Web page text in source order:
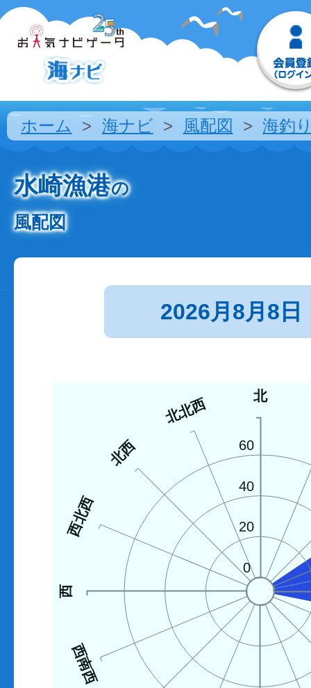
ホーム 海ナビ 風配図 海釣
水崎漁港の
風配図
2026月8月8日
北
西南西
西
西北西
北西
北北西
0
20
40
60